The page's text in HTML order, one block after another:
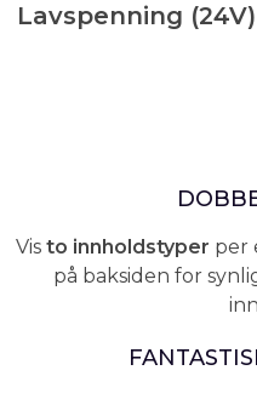
Lavspenning (24V)
Vis to innholdstyper per
på baksiden for